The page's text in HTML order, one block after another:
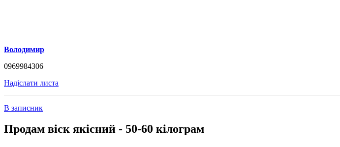
Володимир
0969984306
Надіслати листа
В записник
Продам віск якісний - 50-60 кілограм